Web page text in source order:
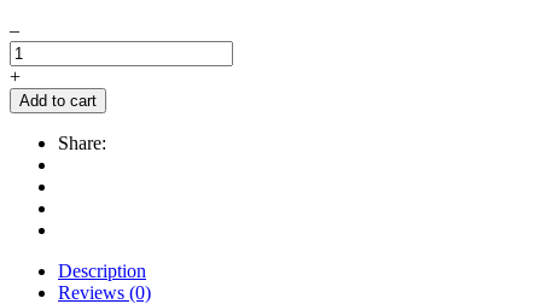
–
+
Add to cart
Share:
Description
Reviews (0)